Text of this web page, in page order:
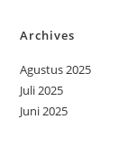
Archives
Agustus 2025
Juli 2025
Juni 2025